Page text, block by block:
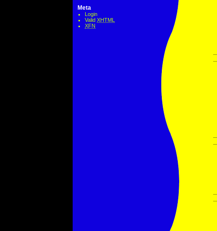
Meta
Login
Valid XHTML
XFN